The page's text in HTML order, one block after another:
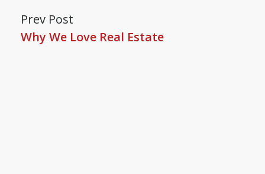
Prev Post
Why We Love Real Estate